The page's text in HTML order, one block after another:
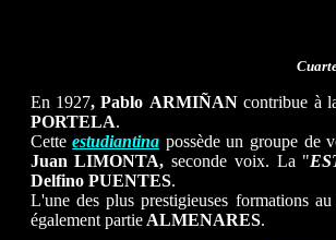
En 1927, Pablo ARMIÑANcontribue à
PORTELA.
Cetteestudiantina possède un groupe de
Juan LIMONTA, seconde voix. La "
Delfino PUENTES.
L'une des plus prestigieuses formations
également partieALMENARES.